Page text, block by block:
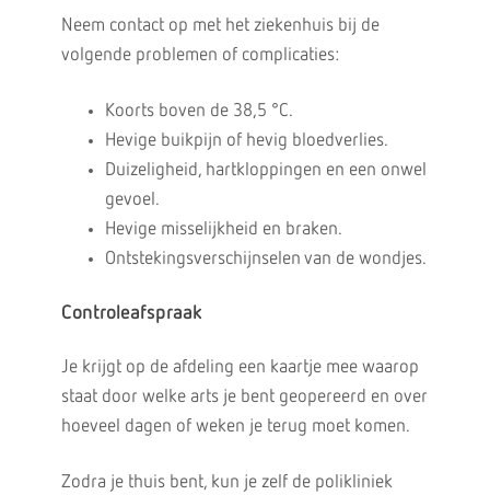
Neem contact op met het ziekenhuis bij de
volgende problemen of complicaties:
Koorts boven de 38,5 °C.
Hevige buikpijn of hevig bloedverlies.
Duizeligheid, hartkloppingen en een onwel
gevoel.
Hevige misselijkheid en braken.
Ontstekingsverschijnselen van de wondjes.
Controleafspraak
Je krijgt op de afdeling een kaartje mee waarop
staat door welke arts je bent geopereerd en over
hoeveel dagen of weken je terug moet komen.
Zodra je thuis bent, kun je zelf de polikliniek